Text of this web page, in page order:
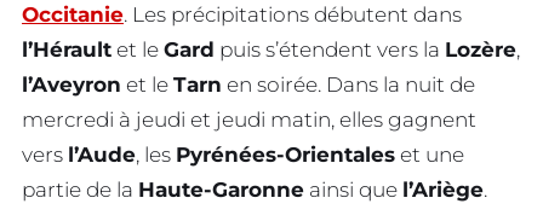
Occitanie. Les précipitations débutent dans
l’Hérault et le Gard puis s’étendent vers la Lozère,
l’Aveyron et le Tarn en soirée. Dans la nuit de
mercredi à jeudi et jeudi matin, elles gagnent
vers l’Aude, les Pyrénées-Orientales et une
partie de la Haute-Garonne ainsi que l’Ariège.